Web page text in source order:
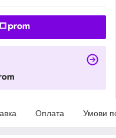
Оплата Умови